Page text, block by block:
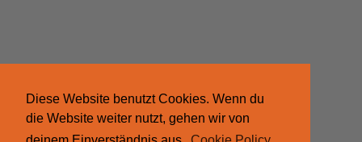
Diese Website benutzt Cookies. Wenn du
die Website weiter nutzt, gehen wir von